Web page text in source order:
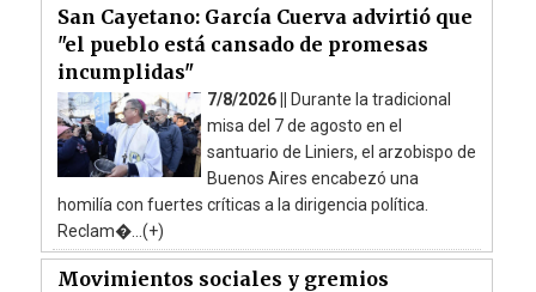
San Cayetano: García Cuerva advirtió que
"el pueblo está cansado de promesas
incumplidas"
7/8/2026 || Durante la tradicional
misa del 7 de agosto en el
santuario de Liniers, el arzobispo de
Buenos Aires encabezó una
homilía con fuertes críticas a la dirigencia política.
Reclam�...(+)
Movimientos sociales y gremios